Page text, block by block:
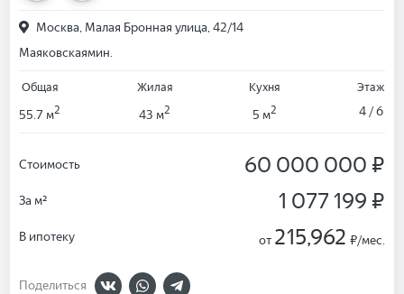
Москва, Малая Бронная улица, 42/14
Маяковскаямин.
Общая
55.7 м2
Жилая
43 м2
Кухня
5 м2
Этаж
4 / 6
Стоимость 60 000 000 ₽
За м² 1 077 199 ₽
В ипотеку от 215,962 ₽/мес.
Поделиться